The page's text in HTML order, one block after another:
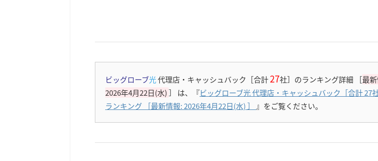
ビッグローブ光代理店・キャッシュバック［合計27社］のランキング詳細 ［最
2026年4月22日(水)］ は、『ビッグローブ光 代理店・キャッシュバック［合計 27
ランキング ［最新情報: 2026年4月22日(水)］ 』をご覧ください。